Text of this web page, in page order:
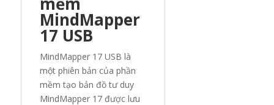
MindMapper
17 USB
MindMapper 17 USB là
một phiên bản của phần
mềm tạo bản đồ tư duy
MindMapper 17 được lưu